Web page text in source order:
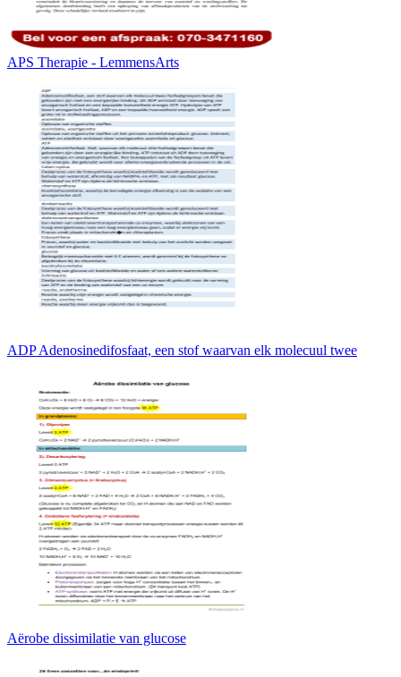
APS Therapie - LemmensArts
ADP Adenosinedifosfaat, een stof waarvan elk molecuul twee
Aërobe dissimilatie van glucose